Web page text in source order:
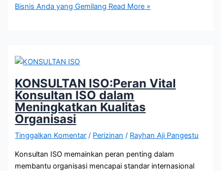
Bisnis Anda yang Gemilang Read More »
KONSULTAN ISO:Peran Vital
Konsultan ISO dalam
Meningkatkan Kualitas
Organisasi
Tinggalkan Komentar / Perizinan / Rayhan Aji Pangestu
Konsultan ISO memainkan peran penting dalam
membantu organisasi mencapai standar internasional